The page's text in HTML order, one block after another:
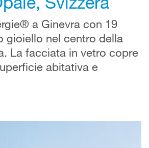
a Ginevra con 19
gioiello nel centro della
La facciata in vetro copre
abitativa e